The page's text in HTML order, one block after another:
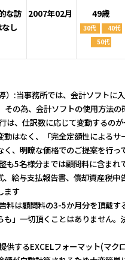
な訪
し
2007年02月 49歳
30代
40代
50代
）:当事務所では、会計ソフト
その為、会計ソフトの使用方法
は、仕訳数に応じて変動するの
動はなく、「完全定額性による
、明瞭な価格でのご提案を行っ
も5名様分までは顧問料に含ま
、給与支払報告書、償却資産税
ます
料は顧問料の3-5か月分を頂戴
も」一切頂くことはありません
供するEXCELフォーマット(マク